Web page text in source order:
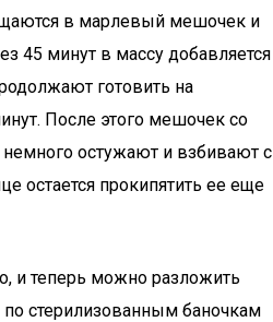
в марлевый мешочек и
45 минут в массу добавляется
готовить на
После этого мешочек со
остужают и взбивают с
остается прокипятить ее еще
и теперь можно разложить
стерилизованным баночкам